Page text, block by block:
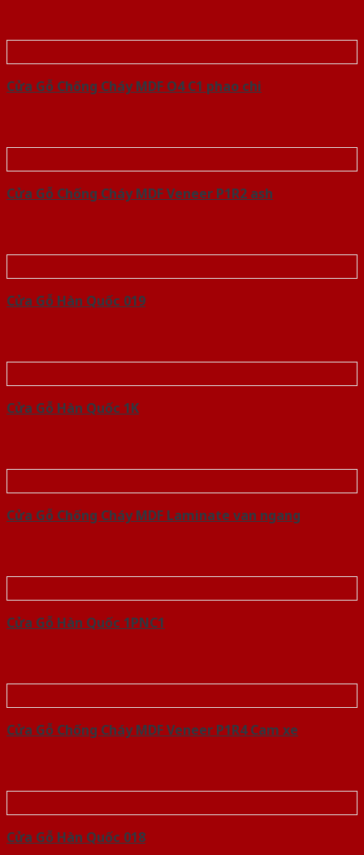
Cửa Gỗ Chống Cháy MDF O4 C1 phao chi
Cửa Gỗ Chống Cháy MDF Veneer P1R2 ash
Cửa Gỗ Hàn Quốc 019
Cửa Gỗ Hàn Quốc 1K
Cửa Gỗ Chống Cháy MDF Laminate van ngang
Cửa Gỗ Hàn Quốc 1PNC1
Cửa Gỗ Chống Cháy MDF Veneer P1R4 Cam xe
Cửa Gỗ Hàn Quốc 018